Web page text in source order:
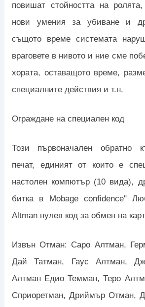
повишат стойността на
нови умения за убиване и
същото време системата
враговете в нивото и ние сме
хората, оставащото време,
специалните действия и т.н.
Ограждане на специален код
Този първоначален обратно
печат, единият от които е
настолен компютър (10 вида),
битка в Mobage confidence"
Altman нулев код за обмен на
Извън Отман: Саро Алтман,
Дай Татман, Гаус Алтман,
Алтман Едио Темман, Теро
Сприоретман, Дриймър Отман,